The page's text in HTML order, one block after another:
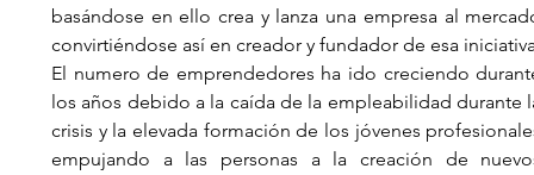
basándose en ello crea y lanza una empresa al
El numero de emprendedores ha ido creciendo
los años debido a la caída de la empleabilidad durante
crisis y la elevada formación de los jóvenes
empujando a las personas a la creación de